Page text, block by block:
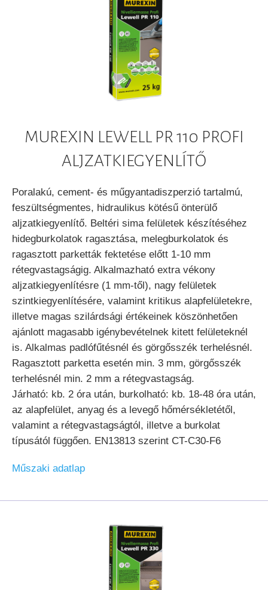
MUREXIN LEWELL PR 110 PROFI
ALJZATKIEGYENLÍTŐ
Poralakú, cement- és műgyantadiszperzió tartalmú,
feszültségmentes, hidraulikus kötésű önterülő
aljzatkiegyenlítő. Beltéri sima felületek készítéséhez
hidegburkolatok ragasztása, melegburkolatok és
ragasztott parketták fektetése előtt 1-10 mm
rétegvastagságig. Alkalmazható extra vékony
aljzatkiegyenlítésre (1 mm-től), nagy felületek
szintkiegyenlítésére, valamint kritikus alapfelületekre,
illetve magas szilárdsági értékeinek köszönhetően
ajánlott magasabb igénybevételnek kitett felületeknél
is. Alkalmas padlófűtésnél és görgősszék terhelésnél.
Ragasztott parketta esetén min. 3 mm, görgősszék
terhelésnél min. 2 mm a rétegvastagság.
Járható: kb. 2 óra után, burkolható: kb. 18-48 óra után,
az alapfelület, anyag és a levegő hőmérsékletétől,
valamint a rétegvastagságtól, illetve a burkolat
típusától függően. EN13813 szerint CT-C30-F6
Műszaki adatlap